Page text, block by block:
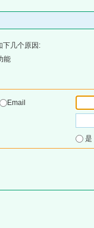
下几个原因:
能
Email